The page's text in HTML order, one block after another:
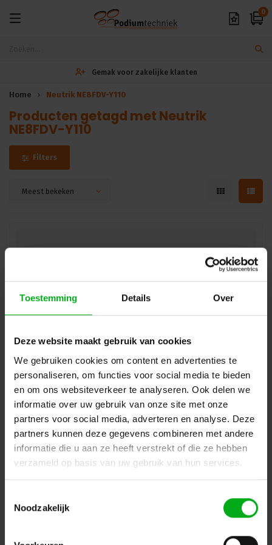
Toestemming Details Over
Deze website maakt gebruik van cookies
We gebruiken cookies om content en advertenties te
personaliseren, om functies voor social media te bieden
en om ons websiteverkeer te analyseren. Ook delen we
informatie over uw gebruik van onze site met onze
partners voor social media, adverteren en analyse. Deze
partners kunnen deze gegevens combineren met andere
informatie die u aan ze heeft verstrekt of die ze hebben
verzameld op basis van uw gebruik van hun services.
Noodzakelijk
0
Gemak voor zakelijke klanten
Home Neutrik NE8FDV-Y110
Producten getagd met Neutrik
NE8FDV-Y110
Filters
Meest bekeken
Neutrik | NE8FDV-Y110 | etherCON chassis-D IDC/110
Verwachtte levertijd 7-14 werkdagen
Login voor prijzen
Zaandam